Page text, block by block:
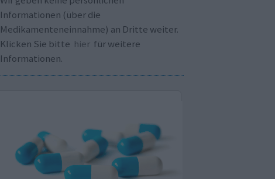
Informationen (über die
Medikamenteneinnahme) an Dritte weiter.
Klicken Sie bitte hier für weitere
Informationen.